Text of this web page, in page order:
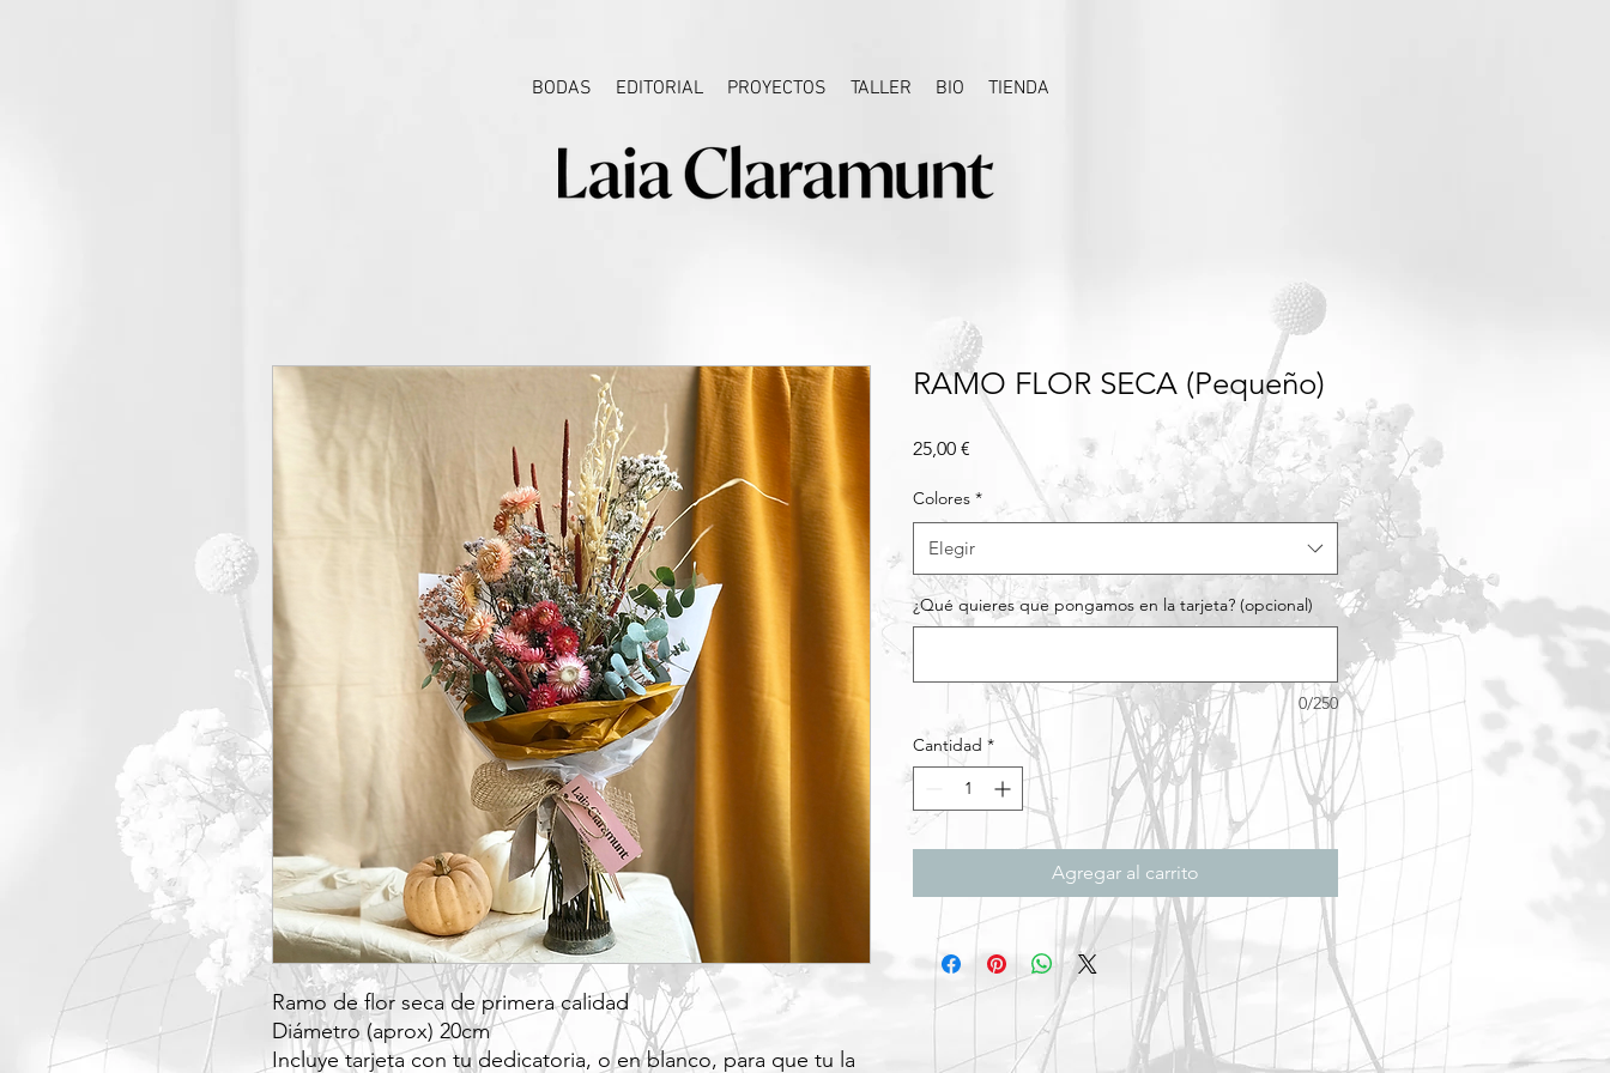
BODAS EDITORIAL PROYECTOS TALLER BIO TIENDA
Ramo de flor seca de primera calidad
Diámetro (aprox) 20cm
Incluye tarjeta con tu dedicatoria, o en blanco, para que tu la
RAMO FLOR SECA (Pequeño)
25,00 € Precio
Colores *
Elegir
¿Qué quieres que pongamos en la tarjeta? (opcional)
0/250
Cantidad *
Agregar al carrito